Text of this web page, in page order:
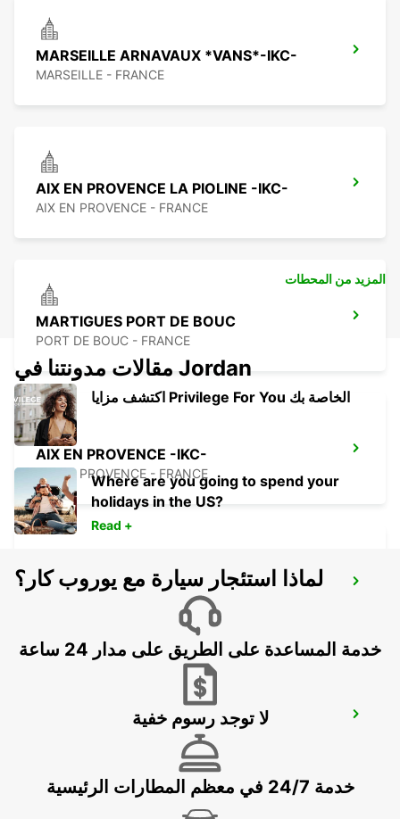
MARSEILLE ARNAVAUX *VANS*-IKC-
MARSEILLE - FRANCE
AIX EN PROVENCE LA PIOLINE -IKC-
AIX EN PROVENCE - FRANCE
MARTIGUES PORT DE BOUC
PORT DE BOUC - FRANCE
AIX EN PROVENCE -IKC-
AIX EN PROVENCE - FRANCE
MARSEILLE TGV ST CHARLES -IKC-*RY*
MARSEILLE PRADO VANS -IKC-
المزيد من المحطات
مقالات مدونتنا في Jordan
اكتشف مزايا Privilege For You الخاصة بك
Where are you going to spend your
holidays in the US?
Read +
لماذا استئجار سيارة مع يوروب كار؟
خدمة المساعدة على الطريق على مدار 24 ساعة
لا توجد رسوم خفية
خدمة 24/7 في معظم المطارات الرئيسية